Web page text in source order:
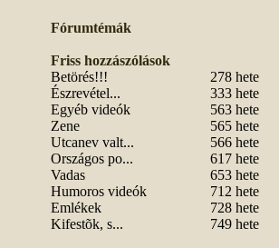
Fórumtémák
Friss hozzászólások
Betörés!!!
278 hete
Észrevétel...
333 hete
Egyéb videók
563 hete
Zene
565 hete
Utcanev valt...
566 hete
Országos po...
617 hete
Vadas
653 hete
Humoros videók
712 hete
Emlékek
728 hete
Kifestõk, s...
749 hete